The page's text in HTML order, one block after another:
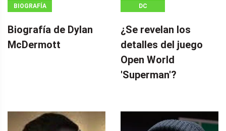
BIOGRAFÍA
Biografía de Dylan
McDermott
DC
¿Se revelan los
detalles del juego
Open World
'Superman'?